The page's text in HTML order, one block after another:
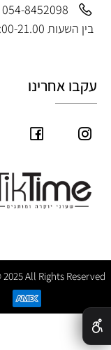
054-8452098
בין השעות 10:00-21.00
עקבו אחרינו
All Rights Reserved